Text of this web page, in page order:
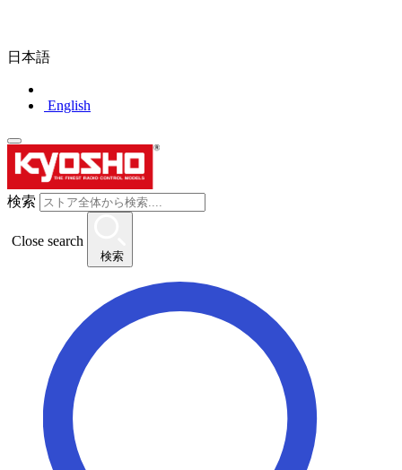
日本語
English
検索
Close search
検索